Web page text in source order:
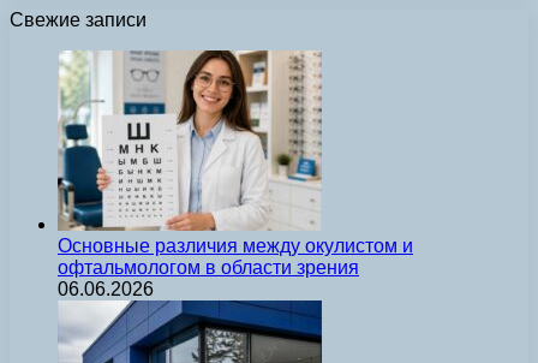
Свежие записи
Основные различия между окулистом и
офтальмологом в области зрения
06.06.2026